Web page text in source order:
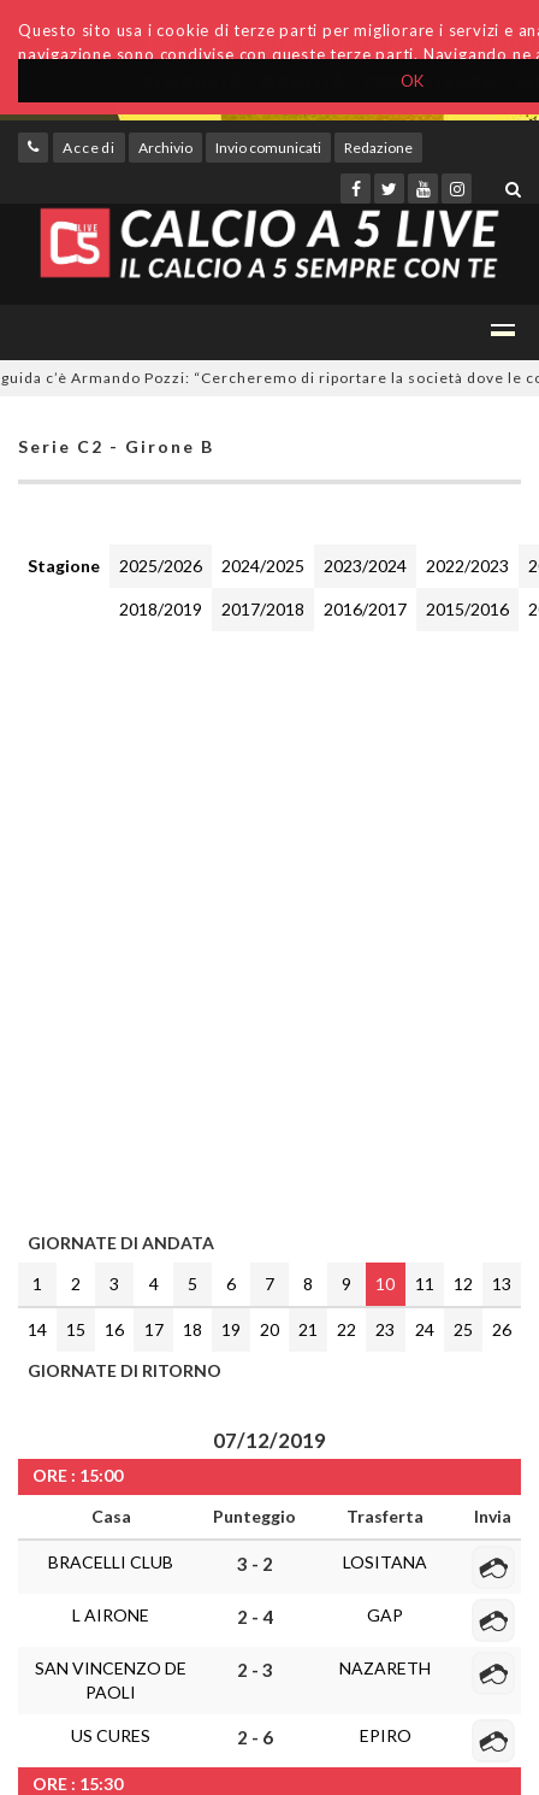
OK
Questo sito usa i cookie di terze parti per migliorare i servizi e
navigazione sono condivise con queste terze parti. Navigando
Accedi Archivio Invio comunicati Redazione
Armando Pozzi: “Cercheremo di riportare la società dove le
Serie C2 - Girone B
Stagione 2025/2026 2024/2025 2023/2024 2022/2023
2018/2019 2017/2018 2016/2017 2015/2016
GIORNATE DI ANDATA
1
2 3 4 5 6 7 8 9 10 11 12 13
14 15 16 17 18 19 20 21 22 23 24 25
26
GIORNATE DI RITORNO
07/12/2019
ORE : 15:00
Casa
Punteggio Trasferta Invia
BRACELLI CLUB 3 - 2 LOSITANA
L AIRONE 2 - 4 GAP
SAN VINCENZO DE
PAOLI
2 - 3 NAZARETH
US CURES 2 - 6 EPIRO
ORE : 15:30